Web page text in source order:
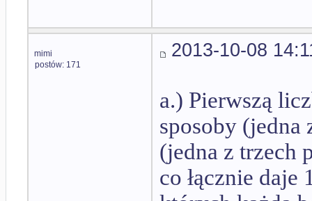
mimi
postów: 171
2013-10-08
a.) Pierwszą
sposoby (jedna
(jedna z trzech
co łącznie